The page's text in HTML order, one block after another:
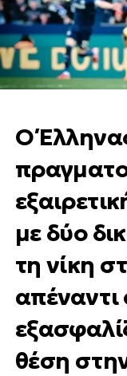
Ο
με δύο
τη νίκη
θέση